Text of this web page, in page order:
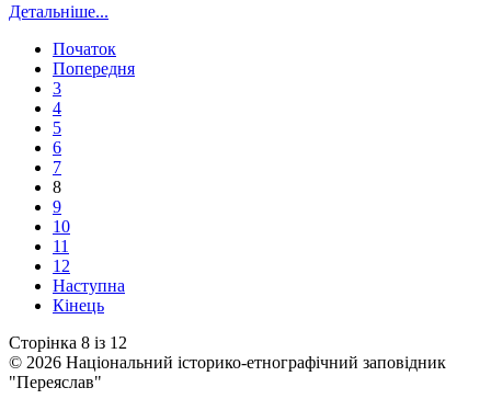
Детальніше...
Початок
Попередня
3
4
5
6
7
8
9
10
11
12
Наступна
Кінець
Сторінка 8 із 12
© 2026 Національний історико-етнографічний заповідник
"Переяслав"